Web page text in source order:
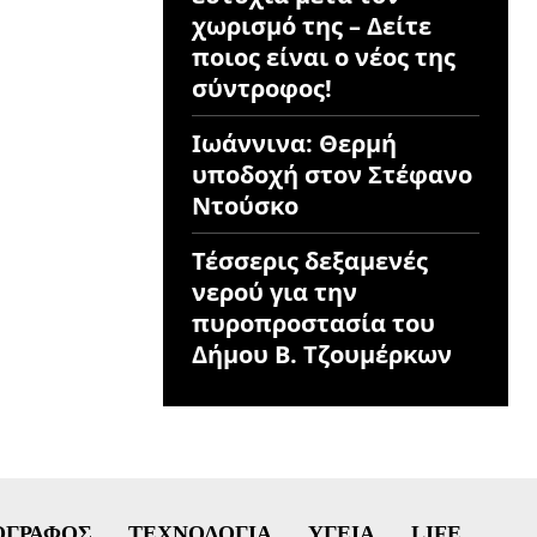
χωρισμό της – Δείτε
ποιος είναι ο νέος της
σύντροφος!
Ιωάννινα: Θερμή
υποδοχή στον Στέφανο
Ντούσκο
Τέσσερις δεξαμενές
νερού για την
πυροπροστασία του
Δήμου Β. Τζουμέρκων